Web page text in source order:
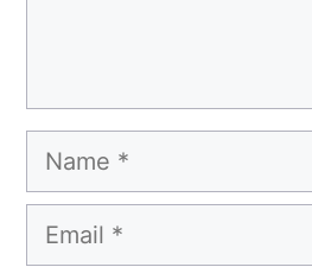
Name
Email